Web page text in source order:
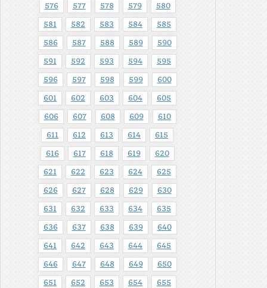
576 577 578 579 580
581 582 583 584 585
586 587 588 589 590
591 592 593 594 595
596 597 598 599 600
601 602 603 604 605
606 607 608 609 610
611 612 613 614 615
616 617 618 619 620
621 622 623 624 625
626 627 628 629 630
631 632 633 634 635
636 637 638 639 640
641 642 643 644 645
646 647 648 649 650
651 652 653 654 655